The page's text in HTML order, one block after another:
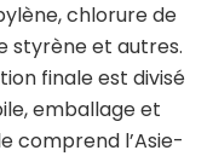
chlorure de
styrène et autres.
finale est divisé
emballage et
comprend l’Asie-